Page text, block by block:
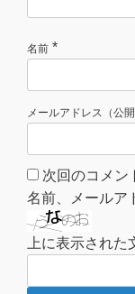
名前 *
メールアドレス（公
次回のコメン
名前、メールア
上に表示された